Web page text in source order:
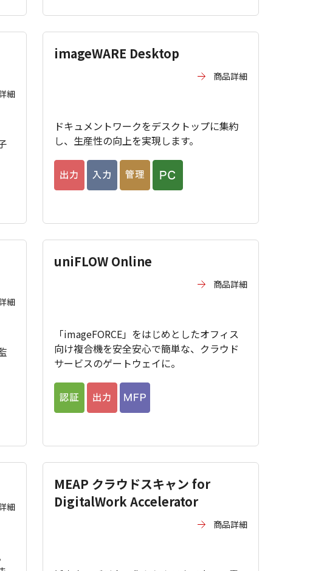
細
imageWARE Desktop
商品詳細
ドキュメントワークをデスクトップに集約
し、生産性の向上を実現します。
細
uniFLOW Online
商品詳細
「imageFORCE」をはじめとしたオフィス
向け複合機を安全安心で簡単な、クラウド
サービスのゲートウェイに。
細
MEAP クラウドスキャン for
DigitalWork Accelerator
商品詳細